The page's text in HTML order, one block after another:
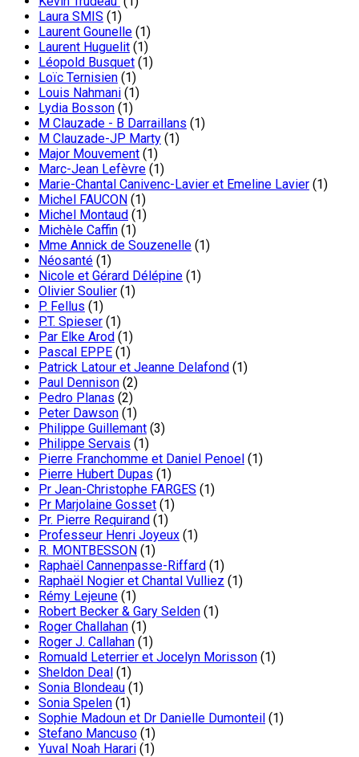
Laura SMIS (1)
Laurent Gounelle (1)
Laurent Huguelit (1)
Léopold Busquet (1)
Loïc Ternisien (1)
Louis Nahmani (1)
Lydia Bosson (1)
M Clauzade - B Darraillans (1)
M Clauzade-JP Marty (1)
Major Mouvement (1)
Marc-Jean Lefèvre (1)
Marie-Chantal Canivenc-Lavier et Emeline Lavier (1)
Michel FAUCON (1)
Michel Montaud (1)
Michèle Caffin (1)
Mme Annick de Souzenelle (1)
Néosanté (1)
Nicole et Gérard Délépine (1)
Olivier Soulier (1)
P. Fellus (1)
P.T. Spieser (1)
Par Elke Arod (1)
Pascal EPPE (1)
Patrick Latour et Jeanne Delafond (1)
Paul Dennison (2)
Pedro Planas (2)
Peter Dawson (1)
Philippe Guillemant (3)
Philippe Servais (1)
Pierre Franchomme et Daniel Penoel (1)
Pierre Hubert Dupas (1)
Pr Jean-Christophe FARGES (1)
Pr Marjolaine Gosset (1)
Pr. Pierre Requirand (1)
Professeur Henri Joyeux (1)
R. MONTBESSON (1)
Raphaël Cannenpasse-Riffard (1)
Raphaël Nogier et Chantal Vulliez (1)
Rémy Lejeune (1)
Robert Becker & Gary Selden (1)
Roger Challahan (1)
Roger J. Callahan (1)
Romuald Leterrier et Jocelyn Morisson (1)
Sheldon Deal (1)
Sonia Blondeau (1)
Sonia Spelen (1)
Sophie Madoun et Dr Danielle Dumonteil (1)
Stefano Mancuso (1)
Yuval Noah Harari (1)